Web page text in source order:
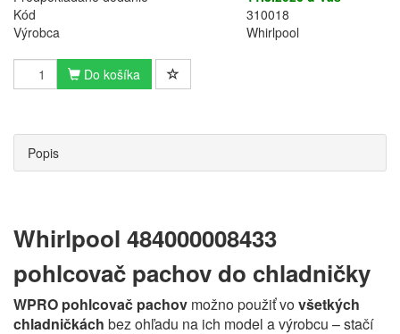
Kód
310018
Výrobca
Whirlpool
Do košíka
Popis
Whirlpool 484000008433
pohlcovač pachov do chladničky
WPRO pohlcovač pachov možno použiť vovšetkých
chladničkách bez ohľadu na ich model a výrobcu – stačí